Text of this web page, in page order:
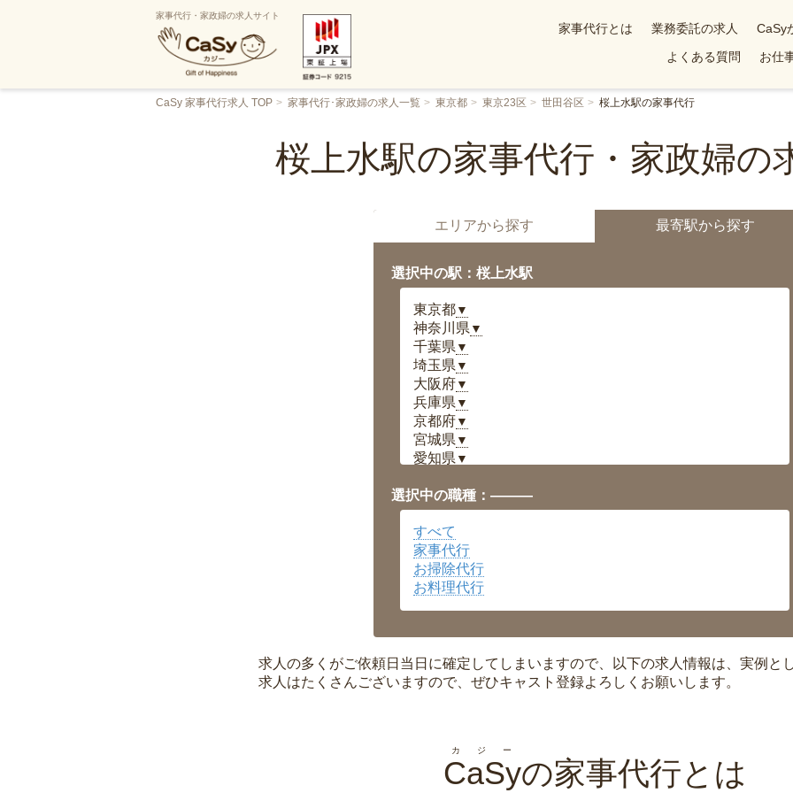
家事代行・家政婦の求人サイト
家事代行とは 業務委託の求人 CaSy
よくある質問
お仕
CaSy 家事代行求人 TOP 家事代行･家政婦の求人一覧 東京都 東京23区 世田谷区 桜上水駅の家事代行
桜上水駅の家事代行・家政婦の
エリアから探す 最寄駅から探す
選択中の駅：桜上水駅
東京都▼
神奈川県 ▼
千葉県 ▼
埼玉県 ▼
大阪府▼
兵庫県 ▼
京都府▼
宮城県 ▼
愛知県 ▼
岡山県▼
広島県▼
沖縄県
選択中の職種：———
すべて
家事代行
お掃除代行
お料理代行
求人の多くがご依頼日当日に確定してしまいますので、以下の求人情報は、実例と
求人はたくさんございますので、ぜひキャスト登録よろしくお願いします。
CaSy
カジー
の家事代行とは